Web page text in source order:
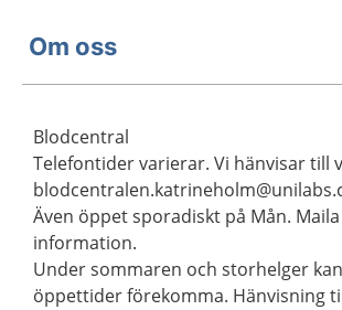
Om oss
Blodcentral
Telefontider varierar. Vi hänvisar till
Även öppet sporadiskt på Mån.
information.
Under sommaren och storhelger
öppettider förekomma. Hänvisning